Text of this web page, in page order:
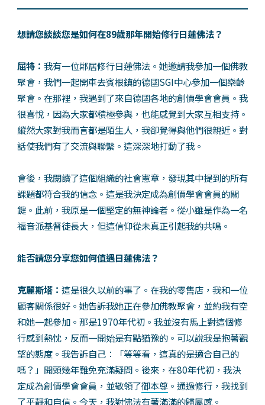
想請您談談您是如何在89歲那年開始修行日蓮佛法？
屈特： 我有一位鄰居修行日蓮佛法。她邀請我參加一個佛教
聚會，我們一起開車去賓根鎮的德國SGI中心參加一個樂齡
聚會。在那裡，我遇到了來自德國各地的創價學會會員。我
很喜悅，因為大家都積極參與，也能感覺到大家互相支持。
縱然大家對我而言都是陌生人，我卻覺得與他們很親近。對
話使我們有了交流與聯繫。這深深地打動了我。
會後，我閱讀了這個組織的社會憲章，發現其中提到的所有
課題都符合我的信念。這是我決定成為創價學會會員的關
鍵。此前，我原是一個堅定的無神論者。從小雖是作為一名
福音派基督徒長大，但這信仰從未真正引起我的共鳴。
能否請您分享您如何值遇日蓮佛法？
克麗斯塔： 這是很久以前的事了。在我的零售店，我和一位
顧客關係很好。她告訴我她正在參加佛教聚會，並約我有空
和她一起參加。那是1970年代初。我並沒有馬上對這個修
行感到熱忱，反而一開始是有點猶豫的。可以說我是抱著觀
望的態度。我告訴自己：「等等看，這真的是適合自己的
嗎？」開頭幾年難免充滿疑問。後來，在80年代初，我決
定成為創價學會會員，並敬領了御本尊。通過修行，我找到
了平靜和自信。今天，我對佛法有著滿滿的歸屬感。